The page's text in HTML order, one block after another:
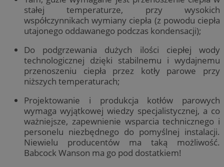
stałej temperaturze, przy wysokich
współczynnikach wymiany ciepła (z powodu ciepła
utajonego oddawanego podczas kondensacji);
Do podgrzewania dużych ilości ciepłej wody
technologicznej dzięki stabilnemu i wydajnemu
przenoszeniu ciepła przez kotły parowe przy
niższych temperaturach;
Projektowanie i produkcja kotłów parowych
wymaga wyjątkowej wiedzy specjalistycznej, a co
ważniejsze, zapewnienie wsparcia technicznego i
personelu niezbędnego do pomyślnej instalacji.
Niewielu producentów ma taką możliwość.
Babcock Wanson ma go pod dostatkiem!